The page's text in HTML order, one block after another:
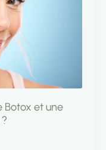
Botox et une